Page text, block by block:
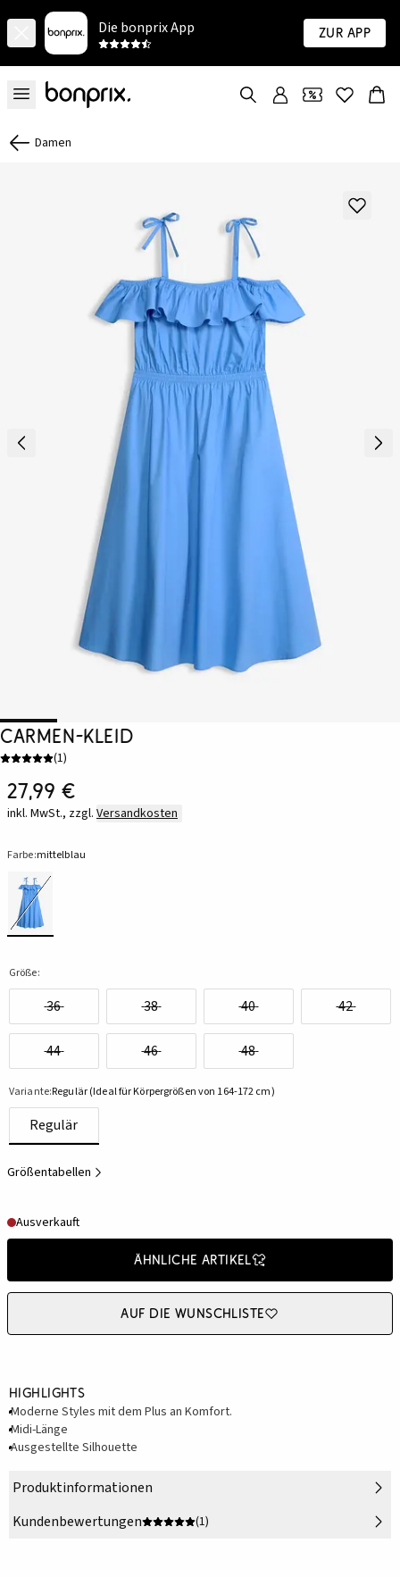
Die bonprix App Zur App
Damen
Carmen-Kleid
(1)
27,99 €
inkl. MwSt., zzgl. Versandkosten
Farbe:mittelblau
Größe:
36 38 40 42
44 46 48
Variante:Regulär (Ideal für Körpergrößen von 164-172 cm)
Regulär
Größentabellen
Ausverkauft
Ähnliche Artikel
Auf die Wunschliste
Highlights
Moderne Styles mit dem Plus an Komfort.
Midi-Länge
Ausgestellte Silhouette
Produktinformationen
Kundenbewertungen
(1)